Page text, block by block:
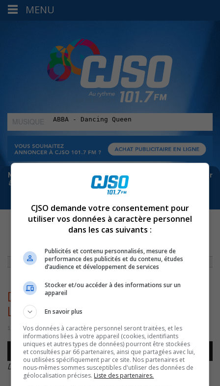
MUSIQUE
:
Meta bloque les infos sur Facebook. Pour ne rien manquer
à Sorel-Tracy et la région, abonne-toi à notre infolettre :
DANIEL LEQUIN – DÉFI DANIEL LEQUIN – 20230116
Daniel Lequin – Défi Daniel
Lequin – 20230116
16 janvier 2023 | Par Sylvain Rochon
Lecteur
audio
00:00 00:00
Daniel Lequin – Défi Daniel Lequin – 20230116.
MENU
CJSO demande votre consentement pour
utiliser vos données à caractère personnel
dans les cas suivants :
Publicités et contenu personnalisés, mesure de
performance des publicités et du contenu, études
d’audience et développement de services
Stocker et/ou accéder à des informations sur un
appareil
En savoir plus
Vos données à caractère personnel seront traitées, et les
informations liées à votre appareil (cookies, identifiants
uniques et autres types de données) pourront être stockées
et consultées par 66 partenaires, ainsi que partagées avec lui,
ou utilisées spécifiquement par ce site. Nos partenaires et
nous-mêmes sommes susceptibles d'utiliser des données de
géolocalisation précises. Liste des partenaires.